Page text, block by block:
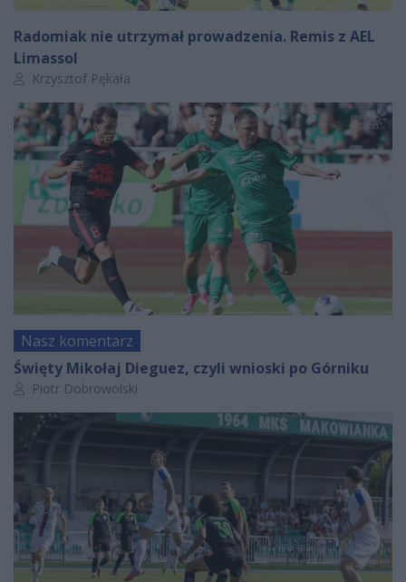
Radomiak nie utrzymał prowadzenia. Remis z AEL
Limassol
Autor artykułu:
Krzysztof Pękała
Nasz komentarz
Święty Mikołaj Dieguez, czyli wnioski po Górniku
Autor artykułu:
Piotr Dobrowolski